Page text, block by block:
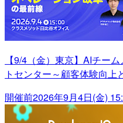
【9/4（金）東京】AIチー
トセンター～顧客体験向上
開催前2026年9月4日(金)